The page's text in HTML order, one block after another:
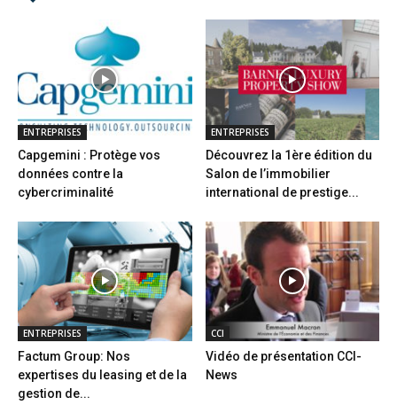
ENTREPRISES
Capgemini : Protège vos
données contre la
cybercriminalité
ENTREPRISES
Découvrez la 1ère édition du
Salon de l’immobilier
international de prestige...
ENTREPRISES
Factum Group: Nos
expertises du leasing et de la
gestion de...
CCI
Vidéo de présentation CCI-
News